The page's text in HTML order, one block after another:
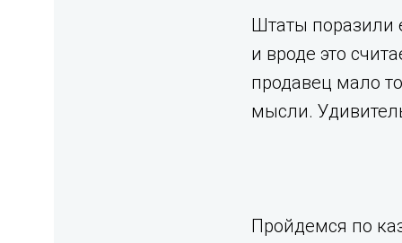
Штаты поразили
и вроде это
продавец мало
мысли.
Пройдемся по